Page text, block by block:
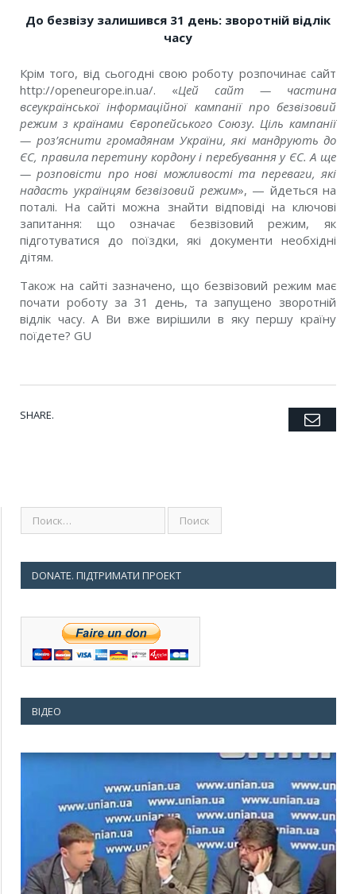
До безвізу залишився 31 день: зворотній відлік
часу
Крім того, від сьогодні свою роботу розпочинає сайт
http://openeurope.in.ua/. «Цей сайт — частина
всеукраїнської інформаційної кампанії про безвізовий
режим з країнами Європейського Союзу. Ціль кампанії
— роз’яснити громадянам України, які мандрують до
ЄС, правила перетину кордону і перебування у ЄС. А ще
— розповісти про нові можливості та переваги, які
надасть українцям безвізовий режим», — йдеться на
поталі. На сайті можна знайти відповіді на ключові
запитання: що означає безвізовий режим, як
підготуватися до поїздки, які документи необхідні
дітям.
Також на сайті зазначено, що безвізовий режим має
почати роботу за 31 день, та запущено зворотній
відлік часу. А Ви вже вирішили в яку першу країну
поїдете? GU
SHARE. Twitter
Facebook
Google+
Pinterest
LinkedIn
Tumblr
DONATE. ПІДТРИМАТИ ПРОЕКТ
ВІДЕО